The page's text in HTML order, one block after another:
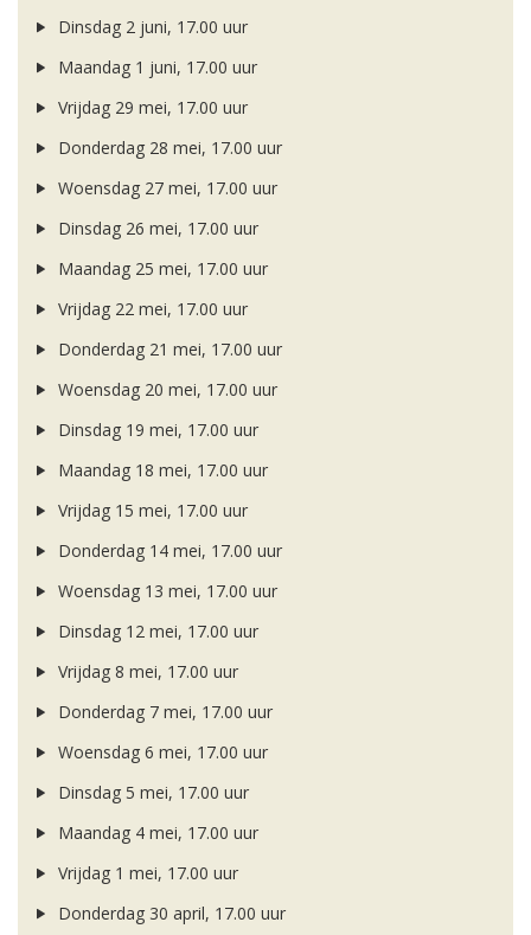
Dinsdag 2 juni, 17.00 uur
Maandag 1 juni, 17.00 uur
Vrijdag 29 mei, 17.00 uur
Donderdag 28 mei, 17.00 uur
Woensdag 27 mei, 17.00 uur
Dinsdag 26 mei, 17.00 uur
Maandag 25 mei, 17.00 uur
Vrijdag 22 mei, 17.00 uur
Donderdag 21 mei, 17.00 uur
Woensdag 20 mei, 17.00 uur
Dinsdag 19 mei, 17.00 uur
Maandag 18 mei, 17.00 uur
Vrijdag 15 mei, 17.00 uur
Donderdag 14 mei, 17.00 uur
Woensdag 13 mei, 17.00 uur
Dinsdag 12 mei, 17.00 uur
Vrijdag 8 mei, 17.00 uur
Donderdag 7 mei, 17.00 uur
Woensdag 6 mei, 17.00 uur
Dinsdag 5 mei, 17.00 uur
Maandag 4 mei, 17.00 uur
Vrijdag 1 mei, 17.00 uur
Donderdag 30 april, 17.00 uur